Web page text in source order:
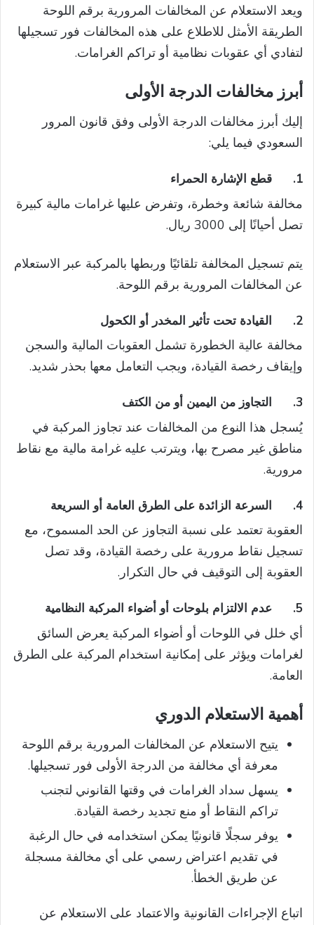
ويعد الاستعلام عن المخالفات المرورية برقم اللوحة
الطريقة الأمثل للاطلاع على هذه المخالفات فور تسجيلها
لتفادي أي عقوبات نظامية أو تراكم الغرامات.
أبرز مخالفات الدرجة الأولى
إليك أبرز مخالفات الدرجة الأولى وفق قانون المرور
السعودي فيما يلي:
1. قطع الإشارة الحمراء
مخالفة شائعة وخطرة، وتفرض عليها غرامات مالية كبيرة
تصل أحيانًا إلى 3000 ريال.
يتم تسجيل المخالفة تلقائيًا وربطها بالمركبة عبر الاستعلام
عن المخالفات المرورية برقم اللوحة.
2. القيادة تحت تأثير المخدر أو الكحول
مخالفة عالية الخطورة تشمل العقوبات المالية والسجن
وإيقاف رخصة القيادة، ويجب التعامل معها بحذر شديد.
3. التجاوز من اليمين أو من الكتف
يُسجل هذا النوع من المخالفات عند تجاوز المركبة في
مناطق غير مصرح بها، ويترتب عليه غرامة مالية مع نقاط
مرورية.
4. السرعة الزائدة على الطرق العامة أو السريعة
العقوبة تعتمد على نسبة التجاوز عن الحد المسموح، مع
تسجيل نقاط مرورية على رخصة القيادة، وقد تصل
العقوبة إلى التوقيف في حال التكرار.
5. عدم الالتزام بلوحات أو أضواء المركبة النظامية
أي خلل في اللوحات أو أضواء المركبة يعرض السائق
لغرامات ويؤثر على إمكانية استخدام المركبة على الطرق
العامة.
أهمية الاستعلام الدوري
يتيح الاستعلام عن المخالفات المرورية برقم اللوحة
معرفة أي مخالفة من الدرجة الأولى فور تسجيلها.
يسهل سداد الغرامات في وقتها القانوني لتجنب
تراكم النقاط أو منع تجديد رخصة القيادة.
يوفر سجلًا قانونيًا يمكن استخدامه في حال الرغبة
في تقديم اعتراض رسمي على أي مخالفة مسجلة
عن طريق الخطأ.
اتباع الإجراءات القانونية والاعتماد على الاستعلام عن